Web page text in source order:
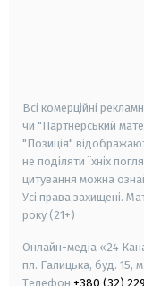
Всі комерційні
чи "Партнерський
"Позиція"
не поділяти їхніх
цитування можна
Усі права захищені.
року (21+)
Онлайн-медіа «24
пл. Галицька, буд. 15,
Телефон +380 (32)